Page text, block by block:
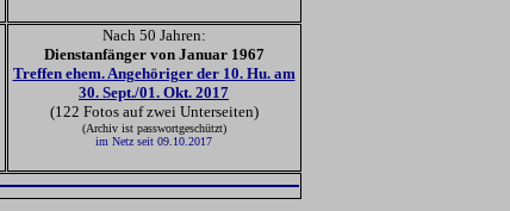
Nach 50 Jahren:
Dienstanfänger von Januar 1967
Treffen ehem. Angehöriger der 10. Hu. am
30. Sept./01. Okt. 2017
(122 Fotos auf zwei Unterseiten)
(Archiv ist passwortgeschützt)
im Netz seit 09.10.2017